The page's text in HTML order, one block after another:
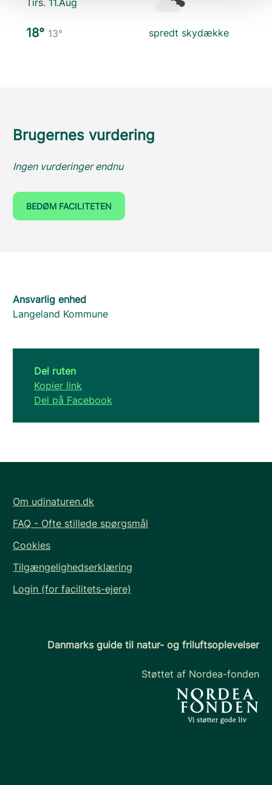
Tirs. 11.Aug
18° 13° spredt skydække
Brugernes vurdering
Ingen vurderinger endnu
BEDØM FACILITETEN
Ansvarlig enhed
Langeland Kommune
Del ruten
Kopier link
Del på Facebook
Om udinaturen.dk
FAQ - Ofte stillede spørgsmål
Cookies
Tilgængelighedserklæring
Login (for facilitets-ejere)
Danmarks guide til natur- og friluftsoplevelser
Støttet af Nordea-fonden